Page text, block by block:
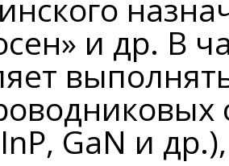
и др. В
InP, GaN и